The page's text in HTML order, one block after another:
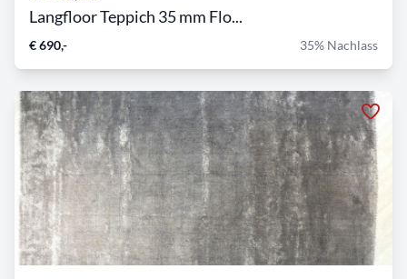
Langfloor Teppich 35 mm Flo...
€ 690,- 35% Nachlass